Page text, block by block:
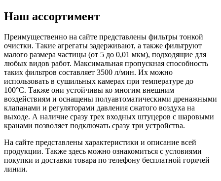
Наш ассортимент
Преимущественно на сайте представлены фильтры тонкой
очистки. Такие агрегаты задерживают, а также фильтруют
малого размера частицы (от 5 до 0,01 мкм), подходящие для
любых видов работ. Максимальная пропускная способность
таких фильтров составляет 3500 л/мин. Их можно
использовать в сушильных камерах при температуре до
100°C. Также они устойчивы ко многим внешним
воздействиям и оснащены полуавтоматическими дренажными
клапанами и регуляторами давления сжатого воздуха на
выходе. А наличие сразу трех входных штуцеров с шаровыми
кранами позволяет подключать сразу три устройства.
На сайте представлены характеристики и описание всей
продукции. Также здесь можно ознакомиться с условиями
покупки и доставки товара по телефону бесплатной горячей
линии.